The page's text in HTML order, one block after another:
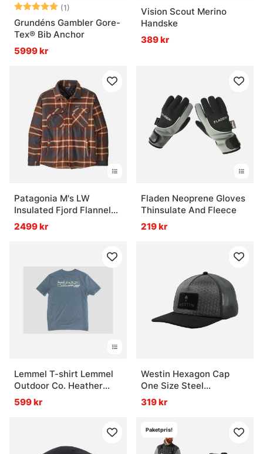
Betyg: (1)
5.0 utav 5 stjärnor
Grundéns Gambler Gore-
Tex® Bib Anchor
5999 kr
Vision Scout Merino
Handske
389 kr
Patagonia M's LW
Insulated Fjord Flannel
Shirt AIBL
2499 kr
Fladen Neoprene Gloves
Thinsulate And Fleece
219 kr
Lemmel T-shirt Lemmel
Outdoor Co. Heather
blue, with backprint
599 kr
Westin Hexagon Cap
One Size Steel
Grey/Black
319 kr
Paketpris!